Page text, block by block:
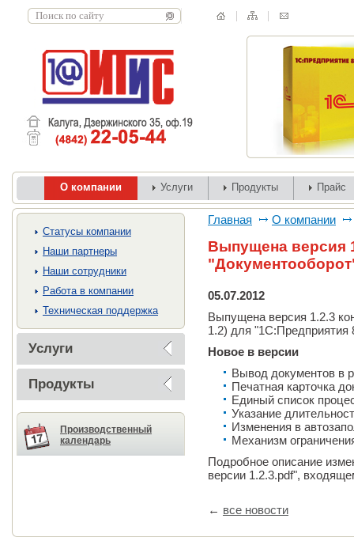
О компании Услуги Продукты Прайс
Cтатусы компании
Наши партнеры
Наши сотрудники
Работа в компании
Техническая поддержка
Услуги
Продукты
Производственный
календарь
Главная О компании
Выпущена версия
05.07.2012
Выпущена версия 1.2.3
1.2) для "1С:Предприятия
Новое в версии
Вывод документов в
Печатная карточка
Единый список
Указание
Изменения в
Механизм
Подробное описание
версии 1.2.3.pdf",
← все новости